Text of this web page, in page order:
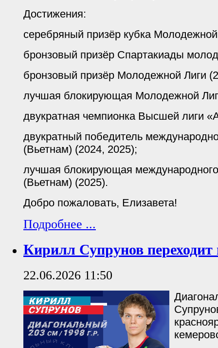
Достижения:
серебряный призёр кубка
бронзовый призёр Спартакиады
бронзовый призёр Молодежной Лиги
лучшая блокирующая Молодежной
двукратная чемпионка Высшей лиги
двукратный победитель
(Вьетнам) (2024, 2025);
лучшая блокирующая
(Вьетнам) (2025).
Добро пожаловать, Елизавета!
Подробнее ...
Кирилл Супрунов переходит
22.06.2026 11:50